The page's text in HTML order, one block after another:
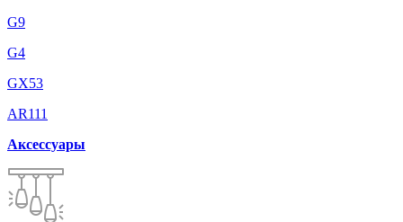
G9
G4
GX53
AR111
Аксессуары